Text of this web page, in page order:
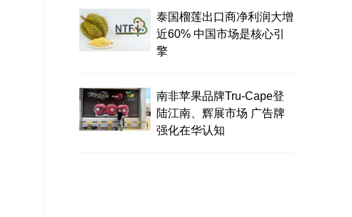
泰国榴莲出口商净利润大增
近60% 中国市场是核心引
擎
南非苹果品牌Tru-Cape登
陆江南、辉展市场 广告牌
强化在华认知